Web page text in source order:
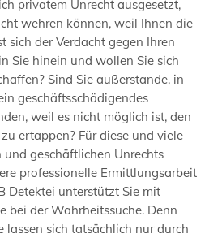
privatem Unrecht ausgesetzt,
wehren können, weil Ihnen die
sich der Verdacht gegen Ihren
Sie hinein und wollen Sie sich
Sind Sie außerstande, in
geschäftsschädigendes
weil es nicht möglich ist, den
ertappen? Für diese und viele
geschäftlichen Unrechts
professionelle Ermittlungsarbeit
Detektei unterstützt Sie mit
bei der Wahrheitssuche. Denn
lassen sich tatsächlich nur durch